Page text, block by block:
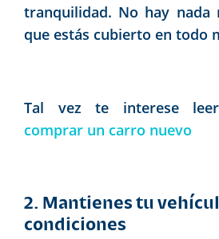
tranquilidad. No hay nada
que estás cubierto en todo
Tal vez te interese
comprar un carro nuevo
2. Mantienes tu
condiciones